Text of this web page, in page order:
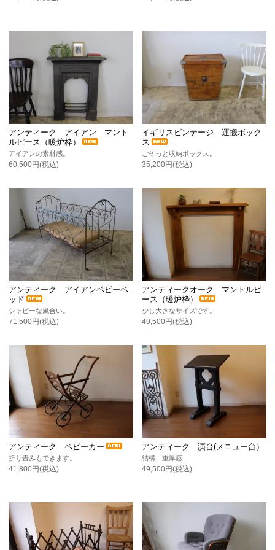
アンティーク アイアン マント
ルピース（暖炉枠）
アイアンの素材感。
60,500円(税込)
イギリスビンテージ 運搬ボック
ス
ごそっと収納ボックス。
35,200円(税込)
アンティーク アイアンベビーベ
ッド
シャビーな風合い。
71,500円(税込)
アンティークオーク マントルピ
ース（暖炉枠）
少し大きなサイズです。
49,500円(税込)
アンティーク ベビーカー
折り畳みもできます。
41,800円(税込)
アンティーク 演台(メニュー台）
結構、重厚感
49,500円(税込)